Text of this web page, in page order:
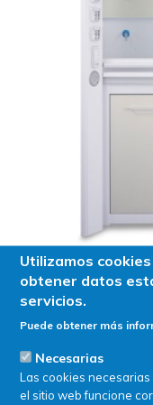
Vitrinas de
Utilizamos
obtener datos
servicios.
Puede obtener más
Necesarias
Las cookies
el sitio web funcione